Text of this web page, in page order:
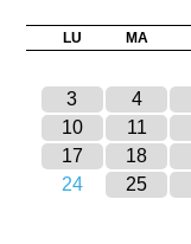
LU MA
3
4
10
11
17
18
24
25